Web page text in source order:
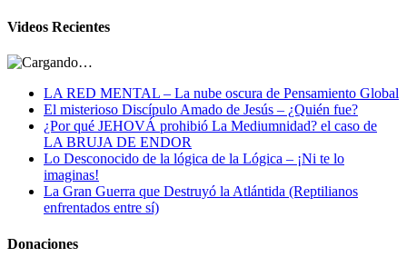
Videos Recientes
LA RED MENTAL – La nube oscura de Pensamiento Global
El misterioso Discípulo Amado de Jesús – ¿Quién fue?
¿Por qué JEHOVÁ prohibió La Mediumnidad? el caso de
LA BRUJA DE ENDOR
Lo Desconocido de la lógica de la Lógica – ¡Ni te lo
imaginas!
La Gran Guerra que Destruyó la Atlántida (Reptilianos
enfrentados entre sí)
Donaciones